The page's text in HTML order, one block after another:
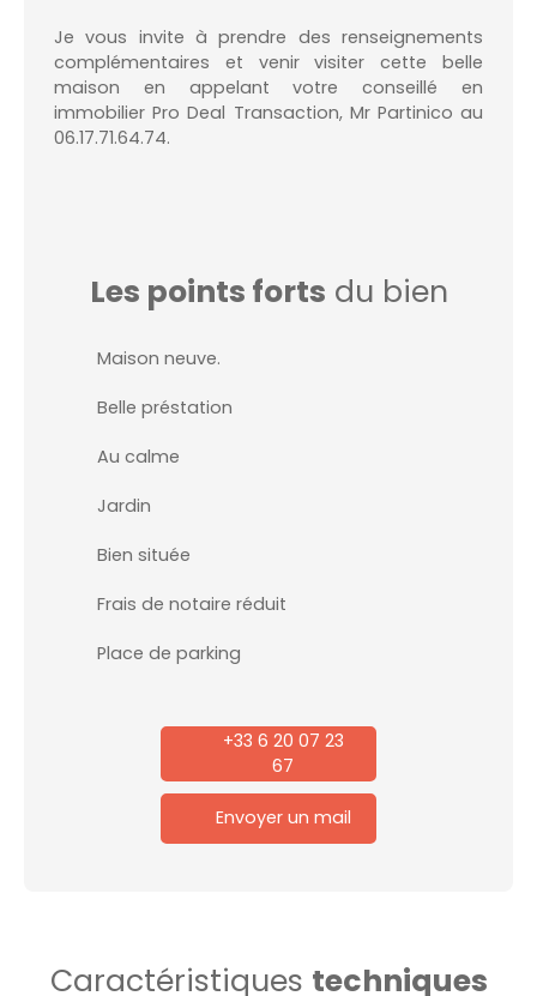
Je vous invite à prendre des renseignements
complémentaires et venir visiter cette belle
maison en appelant votre conseillé en
immobilier Pro Deal Transaction, Mr Partinico au
06.17.71.64.74.
Les points forts du bien
Maison neuve.
Belle préstation
Au calme
Jardin
Bien située
Frais de notaire réduit
Place de parking
+33 6 20 07 23
67
Envoyer un mail
Caractéristiques techniques